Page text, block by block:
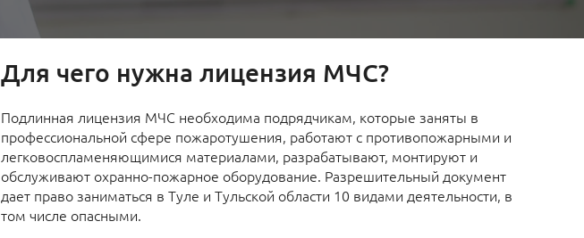
Для чего нужна лицензия МЧС?
Подлинная лицензия МЧС необходима подрядчикам, которые заняты в
профессиональной сфере пожаротушения, работают с противопожарными и
легковоспламеняющимися материалами, разрабатывают, монтируют и
обслуживают охранно-пожарное оборудование. Разрешительный документ
дает право заниматься в Туле и Тульской области 10 видами деятельности, в
том числе опасными.